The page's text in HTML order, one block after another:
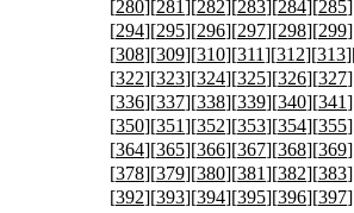
[280][281][282][283][284][285
[294][295][296][297][298][299
[308][309][310][311][312][313
[322][323][324][325][326][327
[336][337][338][339][340][341
[350][351][352][353][354][355
[364][365][366][367][368][369
[378][379][380][381][382][383
[392][393][394][395][396][397